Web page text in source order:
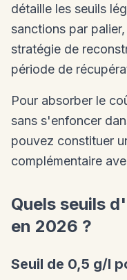
détaille les seuils
sanctions par
stratégie de
période de
Pour absorber le
sans s'enfoncer
pouvez constituer
complémentaire
Quels seuils
en 2026 ?
Seuil de 0,5 g/l